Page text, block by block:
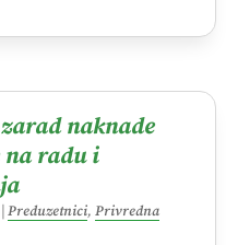
naknade
na radu i
Preduzetnici, Privredna